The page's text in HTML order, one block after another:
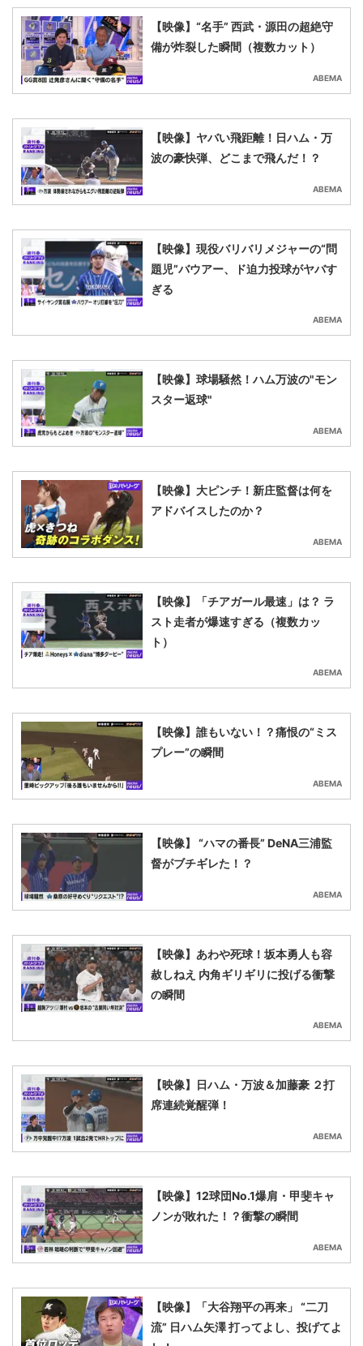
【映像】“名手” 西武・源田の超絶守
備が炸裂した瞬間（複数カット）
ABEMA
【映像】ヤバい飛距離！日ハム・万
波の豪快弾、どこまで飛んだ！？
ABEMA
【映像】現役バリバリメジャーの“問
題児”バウアー、ド迫力投球がヤバす
ぎる
ABEMA
【映像】球場騒然！ハム万波の"モン
スター返球"
ABEMA
【映像】大ピンチ！新庄監督は何を
アドバイスしたのか？
ABEMA
【映像】「チアガール最速」は？ ラ
スト走者が爆速すぎる（複数カッ
ト）
ABEMA
【映像】誰もいない！？痛恨の“ミス
プレー”の瞬間
ABEMA
【映像】 “ハマの番長” DeNA三浦監
督がブチギレた！？
ABEMA
【映像】あわや死球！坂本勇人も容
赦しねえ 内角ギリギリに投げる衝撃
の瞬間
ABEMA
【映像】日ハム・万波＆加藤豪 ２打
席連続覚醒弾！
ABEMA
【映像】12球団No.1爆肩・甲斐キャ
ノンが敗れた！？衝撃の瞬間
ABEMA
【映像】「大谷翔平の再来」 “二刀
流” 日ハム矢澤 打ってよし、投げてよ